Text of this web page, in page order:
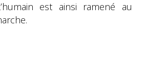
est ainsi ramené au